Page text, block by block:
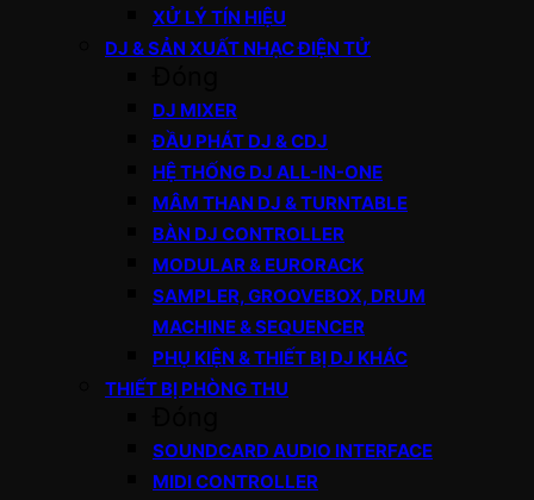
XỬ LÝ TÍN HIỆU
DJ & SẢN XUẤT NHẠC ĐIỆN TỬ
DJ MIXER
ĐẦU PHÁT DJ & CDJ
HỆ THỐNG DJ ALL-IN-ONE
MÂM THAN DJ & TURNTABLE
BÀN DJ CONTROLLER
MODULAR & EURORACK
SAMPLER, GROOVEBOX, DRUM
MACHINE & SEQUENCER
PHỤ KIỆN & THIẾT BỊ DJ KHÁC
THIẾT BỊ PHÒNG THU
SOUNDCARD AUDIO INTERFACE
MIDI CONTROLLER